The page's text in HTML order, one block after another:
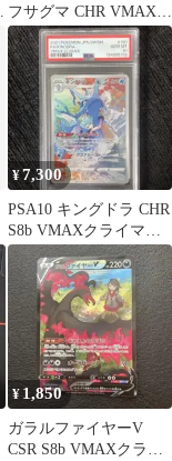
フサグマ CHR VMAXク
ライマックス ポケカ
¥7,300
PSA10 キングドラ CHR
S8b VMAXクライマッ
クス 190/184
¥ 1,850
ガラルファイヤーV
CSR S8b VMAXクライ